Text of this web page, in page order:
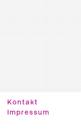
Kontakt
Impressum